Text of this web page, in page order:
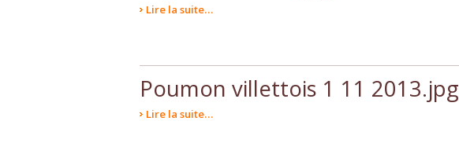
Lire la suite…
Poumon villettois 1 11 2013.jpg
Lire la suite…